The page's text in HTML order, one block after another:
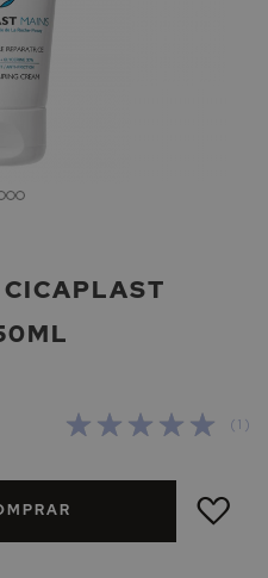
Avaliação:
( 1 )
ADICIONAR
LISTA